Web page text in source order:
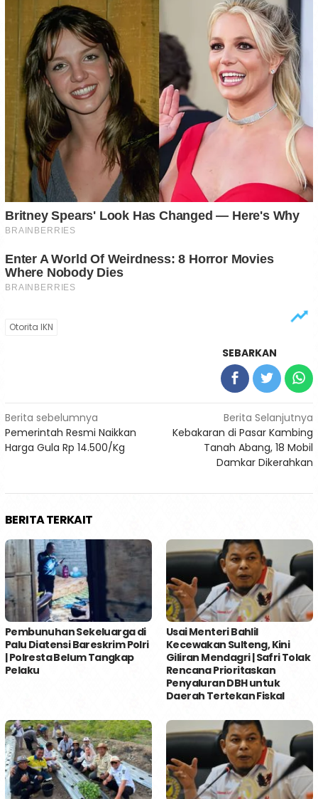
Otorita IKN
SEBARKAN
Navigasi
pos
Berita sebelumnya
Pemerintah Resmi Naikkan
Harga Gula Rp 14.500/Kg
Berita Selanjutnya
Kebakaran di Pasar Kambing
Tanah Abang, 18 Mobil
Damkar Dikerahkan
BERITA TERKAIT
Pembunuhan Sekeluarga di
Palu Diatensi Bareskrim Polri
| Polresta Belum Tangkap
Pelaku
Usai Menteri Bahlil
Kecewakan Sulteng, Kini
Giliran Mendagri | Safri Tolak
Rencana Prioritaskan
Penyaluran DBH untuk
Daerah Tertekan Fiskal